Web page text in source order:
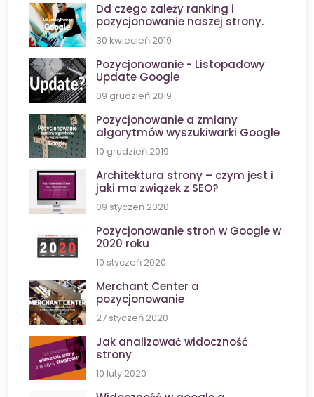
Dd czego zależy ranking i
pozycjonowanie naszej strony.
30 kwiecień 2019
Pozycjonowanie - Listopadowy
Update Google
09 grudzień 2019
Pozycjonowanie a zmiany
algorytmów wyszukiwarki Google
10 grudzień 2019
Architektura strony – czym jest i
jaki ma związek z SEO?
09 styczeń 2020
Pozycjonowanie stron w Google w
2020 roku
10 styczeń 2020
Merchant Center a
pozycjonowanie
27 styczeń 2020
Jak analizować widoczność
strony
10 luty 2020